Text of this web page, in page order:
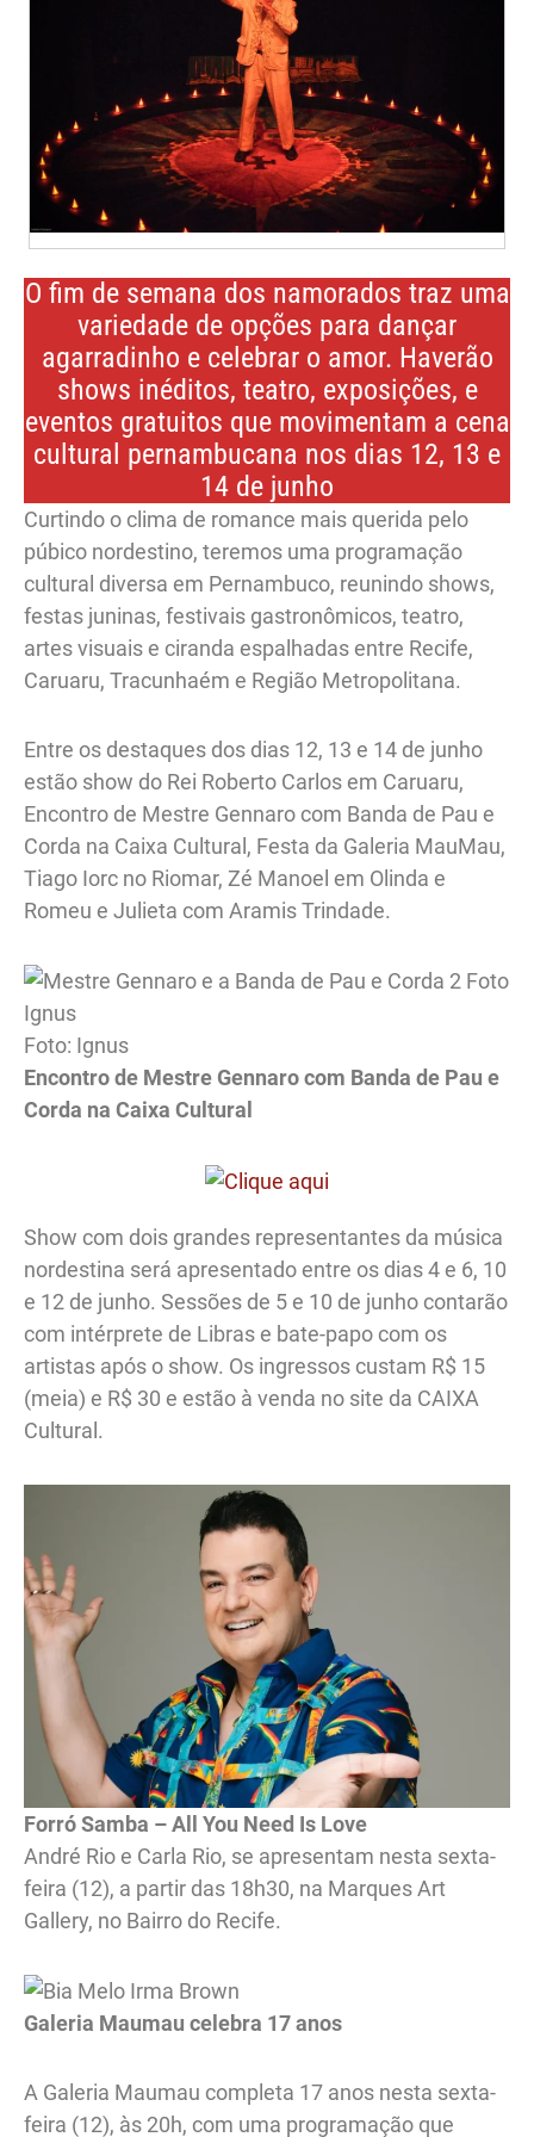
O fim de semana dos namorados traz uma
variedade de opções para dançar
agarradinho e celebrar o amor. Haverão
shows inéditos, teatro, exposições, e
eventos gratuitos que movimentam a cena
cultural pernambucana nos dias 12, 13 e
14 de junho
Curtindo o clima de romance mais querida pelo
púbico nordestino, teremos uma programação
cultural diversa em Pernambuco, reunindo shows,
festas juninas, festivais gastronômicos, teatro,
artes visuais e ciranda espalhadas entre Recife,
Caruaru, Tracunhaém e Região Metropolitana.
Entre os destaques dos dias 12, 13 e 14 de junho
estão show do Rei Roberto Carlos em Caruaru,
Encontro de Mestre Gennaro com Banda de Pau e
Corda na Caixa Cultural, Festa da Galeria MauMau,
Tiago Iorc no Riomar, Zé Manoel em Olinda e
Romeu e Julieta com Aramis Trindade.
Foto: Ignus
Encontro de Mestre Gennaro com Banda de Pau e
Corda na Caixa Cultural
Show com dois grandes representantes da música
nordestina será apresentado entre os dias 4 e 6, 10
e 12 de junho. Sessões de 5 e 10 de junho contarão
com intérprete de Libras e bate-papo com os
artistas após o show. Os ingressos custam R$ 15
(meia) e R$ 30 e estão à venda no site da CAIXA
Cultural.
Forró Samba – All You Need Is Love
André Rio e Carla Rio, se apresentam nesta sexta-
feira (12), a partir das 18h30, na Marques Art
Gallery, no Bairro do Recife.
Galeria Maumau celebra 17 anos
A Galeria Maumau completa 17 anos nesta sexta-
feira (12), às 20h, com uma programação que